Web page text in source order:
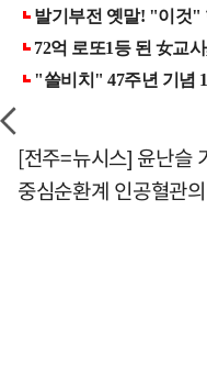
[전주=뉴시스] 윤난슬
중심순환계 인공혈관